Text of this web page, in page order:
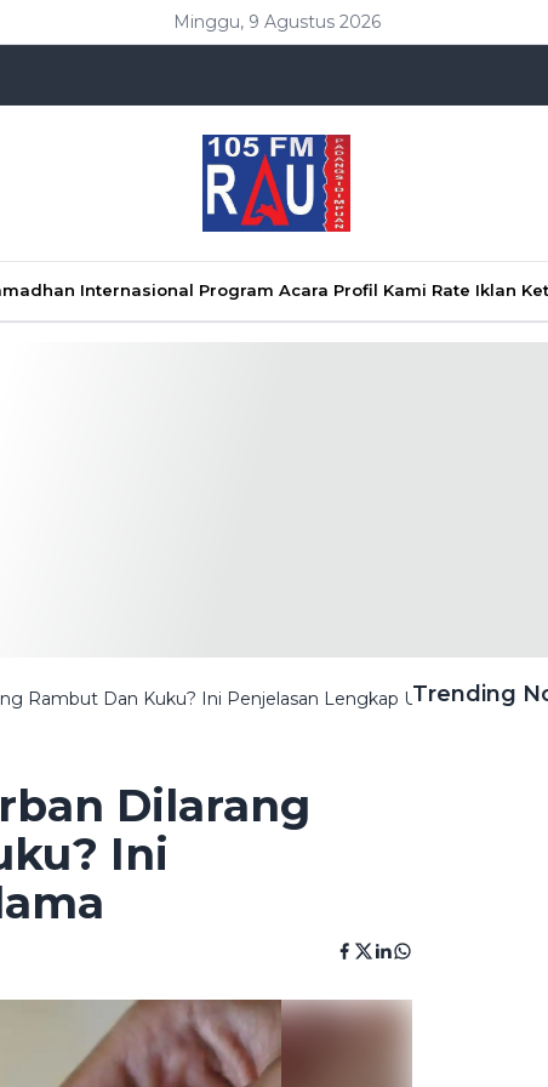
Minggu, 9 Agustus 2026
Internasional Program Acara Profil Kami Rate Iklan
Rambut Dan Kuku? Ini Penjelasan Lengkap Ulama
Dilarang
Ini
Trending